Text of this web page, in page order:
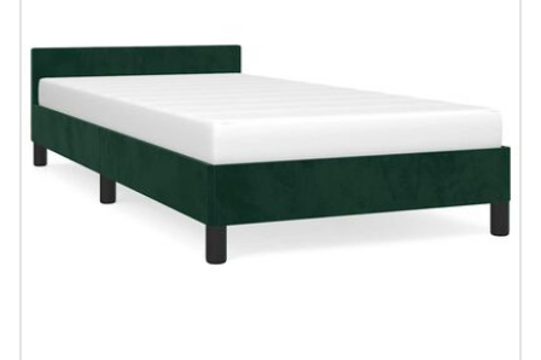
#sharemevidaxl